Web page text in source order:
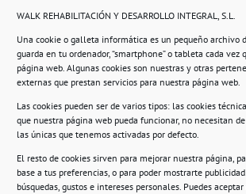
WALK REHABILITACIÓN Y DESARROLLO INTEGRAL, S.L.
Una cookie o galleta informática es un pequeño archivo
guarda en tu ordenador, “smartphone” o tableta cada vez
página web. Algunas cookies son nuestras y otras
externas que prestan servicios para nuestra página web.
Las cookies pueden ser de varios tipos: las cookies
que nuestra página web pueda funcionar, no necesitan
las únicas que tenemos activadas por defecto.
El resto de cookies sirven para mejorar nuestra página,
base a tus preferencias, o para poder mostrarte
búsquedas, gustos e intereses personales. Puedes
Información
Compromiso con la protección de
Política de Cookies.